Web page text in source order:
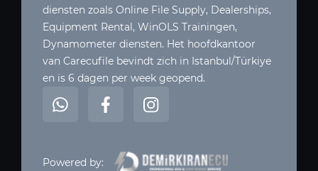
diensten zoals Online File Supply, Dealerships,
Equipment Rental, WinOLS Trainingen,
Dynamometer diensten. Het hoofdkantoor
van Carecufile bevindt zich in Istanbul/Türkiye
en is 6 dagen per week geopend.
Powered by: